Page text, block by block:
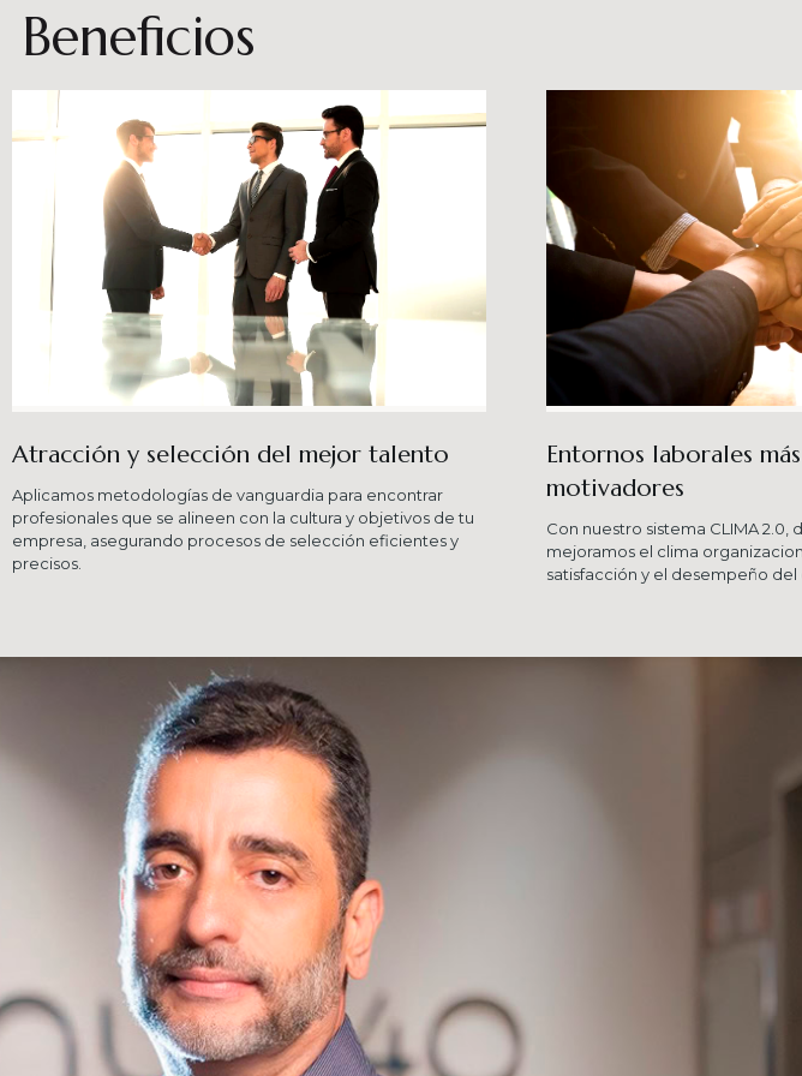
Beneficios
Atracción y selección del mejor talento
Aplicamos metodologías de vanguardia para encontrar
profesionales que se alineen con la cultura y objetivos de tu
empresa, asegurando procesos de selección eficientes y
precisos.
Entornos laborales
motivadores
Con nuestro sistema CLIMA 2.0,
mejoramos el clima
satisfacción y el desempeño